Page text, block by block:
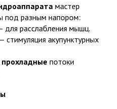
мастер
под разным напором:
для расслабления мышц.
— стимуляция акупунктурных
потоки